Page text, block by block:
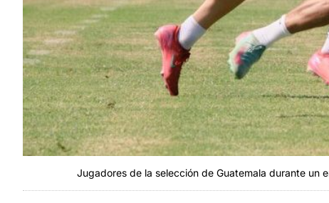
Jugadores de la selección de Guatemala durante un